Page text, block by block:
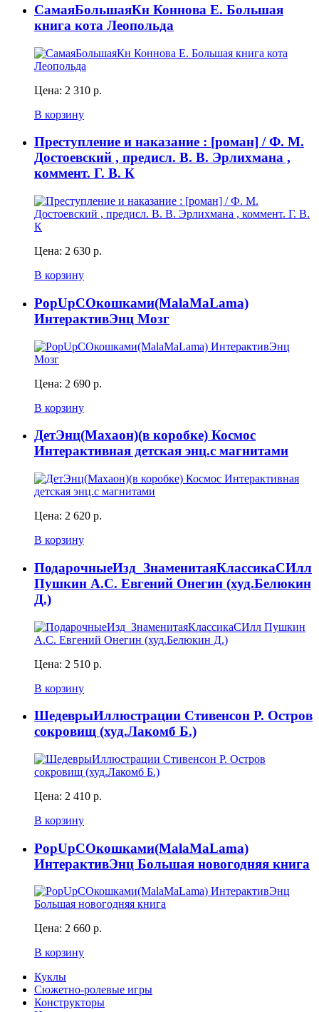
СамаяБольшаяКн Коннова Е. Большая
книга кота Леопольда
Цена: 2 310 р.
В корзину
Преступление и наказание : [роман] / Ф. М.
Достоевский , предисл. В. В. Эрлихмана ,
коммент. Г. В. К
Цена: 2 630 р.
В корзину
PopUpСОкошками(MalaMaLama)
ИнтерактивЭнц Мозг
Цена: 2 690 р.
В корзину
ДетЭнц(Махаон)(в коробке) Космос
Интерактивная детская энц.с магнитами
Цена: 2 620 р.
В корзину
ПодарочныеИзд_ЗнаменитаяКлассикаСИлл
Пушкин А.С. Евгений Онегин (худ.Белюкин
Д.)
Цена: 2 510 р.
В корзину
ШедеврыИллюстрации Стивенсон Р. Остров
сокровищ (худ.Лакомб Б.)
Цена: 2 410 р.
В корзину
PopUpСОкошками(MalaMaLama)
ИнтерактивЭнц Большая новогодняя книга
Цена: 2 660 р.
В корзину
Куклы
Сюжетно-ролевые игры
Конструкторы